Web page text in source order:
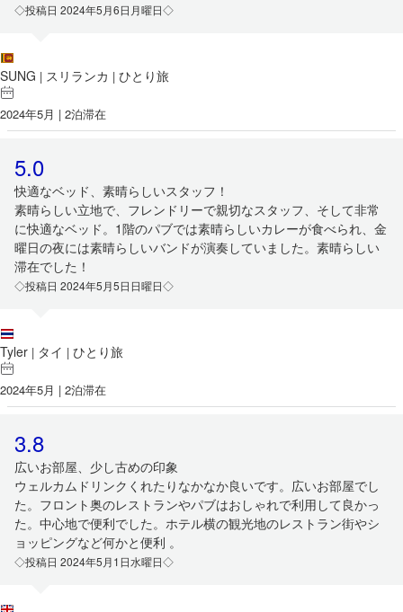
◇投稿日 2024年5月6日月曜日◇
SUNG | スリランカ | ひとり旅
2024年5月 | 2泊滞在
5.0
快適なベッド、素晴らしいスタッフ！
素晴らしい立地で、フレンドリーで親切なスタッフ、そして非常
に快適なベッド。1階のパブでは素晴らしいカレーが食べられ、金
曜日の夜には素晴らしいバンドが演奏していました。素晴らしい
滞在でした！
◇投稿日 2024年5月5日日曜日◇
Tyler | タイ | ひとり旅
2024年5月 | 2泊滞在
3.8
広いお部屋、少し古めの印象
ウェルカムドリンクくれたりなかなか良いです。広いお部屋でし
た。フロント奥のレストランやパブはおしゃれで利用して良かっ
た。中心地で便利でした。ホテル横の観光地のレストラン街やシ
ョッピングなど何かと便利 。
◇投稿日 2024年5月1日水曜日◇